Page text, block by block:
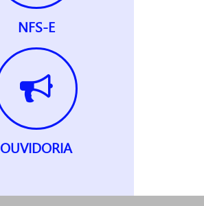
NFS-E
OUVIDORIA